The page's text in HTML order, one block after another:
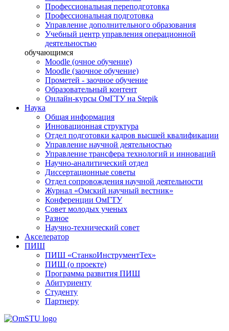
Профессиональная переподготовка
Профессиональная подготовка
Управление дополнительного образования
Учебный центр управления операционной
деятельностью
обучающимся
Moodle (очное обучение)
Moodle (заочное обучение)
Прометей - заочное обучение
Образовательный контент
Онлайн-курсы ОмГТУ на Stepik
Наука
Общая информация
Инновационная структура
Отдел подготовки кадров высшей квалификации
Управление научной деятельностью
Управление трансфера технологий и инноваций
Научно-аналитический отдел
Диссертационные советы
Отдел сопровождения научной деятельности
Журнал «Омский научный вестник»
Конференции ОмГТУ
Совет молодых ученых
Разное
Научно-технический совет
Акселератор
ПИШ
ПИШ «СтанкоИнструментТех»
ПИШ (о проекте)
Программа развития ПИШ
Абитуриенту
Студенту
Партнеру